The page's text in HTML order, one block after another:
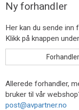
Ny forhandler
Allerede forhandler,
bruker til vår
post@avpartner.no